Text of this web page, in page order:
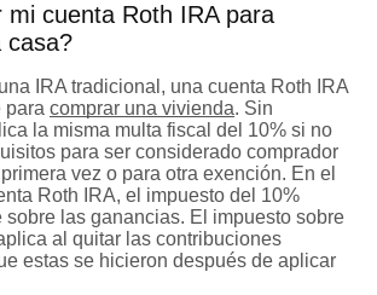
mi cuenta Roth IRA para
casa?
IRA tradicional, una cuenta Roth IRA
para comprar una vivienda. Sin
la misma multa fiscal del 10% si no
para ser considerado comprador
vez o para otra exención. En el
Roth IRA, el impuesto del 10%
sobre las ganancias. El impuesto sobre
al quitar las contribuciones
estas se hicieron después de aplicar